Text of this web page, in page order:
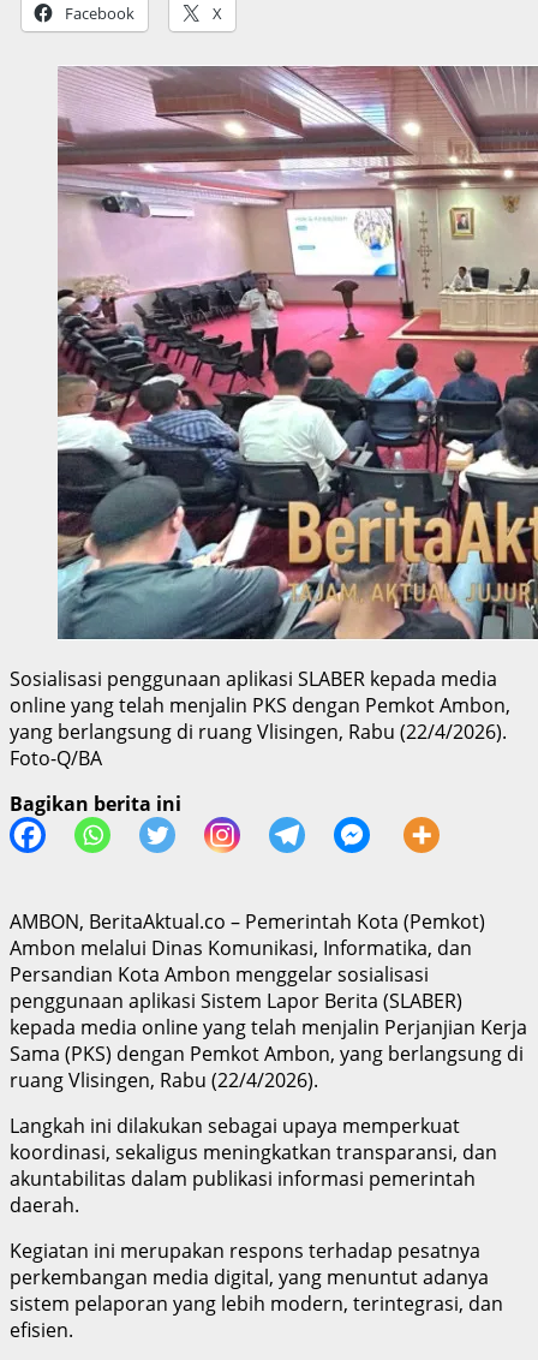
Facebook X
Sosialisasi penggunaan aplikasi SLABER kepada media
online yang telah menjalin PKS dengan Pemkot Ambon,
yang berlangsung di ruang Vlisingen, Rabu (22/4/2026).
Foto-Q/BA
Bagikan berita ini
AMBON, BeritaAktual.co – Pemerintah Kota (Pemkot)
Ambon melalui Dinas Komunikasi, Informatika, dan
Persandian Kota Ambon menggelar sosialisasi
penggunaan aplikasi Sistem Lapor Berita (SLABER)
kepada media online yang telah menjalin Perjanjian Kerja
Sama (PKS) dengan Pemkot Ambon, yang berlangsung di
ruang Vlisingen, Rabu (22/4/2026).
Langkah ini dilakukan sebagai upaya memperkuat
koordinasi, sekaligus meningkatkan transparansi, dan
akuntabilitas dalam publikasi informasi pemerintah
daerah.
Kegiatan ini merupakan respons terhadap pesatnya
perkembangan media digital, yang menuntut adanya
sistem pelaporan yang lebih modern, terintegrasi, dan
efisien.